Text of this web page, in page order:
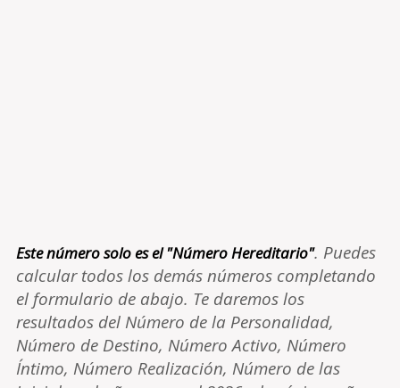
Este número solo es el "Número Hereditario". Puedes
calcular todos los demás números completando
el formulario de abajo. Te daremos los
resultados del Número de la Personalidad,
Número de Destino, Número Activo, Número
Íntimo, Número Realización, Número de las